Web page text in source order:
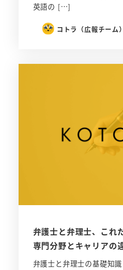
英語の […]
コトラ（広報チーム）
弁護士と弁理士、これ
専門分野とキャリアの
弁護士と弁理士の基礎知